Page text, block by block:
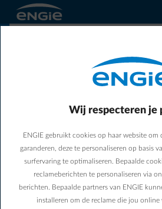
Er is een
opgetreden.
internetverbinding
het
Wij respecteren je
ENGIE gebruikt cookies op haar website om
garanderen, deze te personaliseren op basis
surfervaring te optimaliseren. Bepaalde
reclameberichten te personaliseren via
berichten. Bepaalde partners van ENGIE
installeren om de reclame die jou